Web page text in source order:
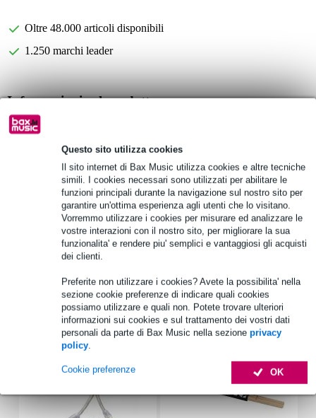
Questo sito utilizza cookies
Il sito internet di Bax Music utilizza cookies e altre tecniche
simili. I cookies necessari sono utilizzati per abilitare le
funzioni principali durante la navigazione sul nostro sito per
garantire un'ottima esperienza agli utenti che lo visitano.
Vorremmo utilizzare i cookies per misurare ed analizzare le
vostre interazioni con il nostro sito, per migliorare la sua
funzionalita' e rendere piu' semplici e vantaggiosi gli acquisti
dei clienti.
Preferite non utilizzare i cookies? Avete la possibilita' nella
sezione cookie preferenze di indicare quali cookies
possiamo utilizzare e quali non. Potete trovare ulteriori
informazioni sui cookies e sul trattamento dei vostri dati
personali da parte di Bax Music nella sezione privacy
policy.
OK
Cookie preferenze
Oltre 48.000 articoli disponibili
1.250 marchi leader
Informazioni sul prodotto
Borsa per bacchette Tama Vivid Collection
TVSB12YB
finitura: giallo blu
Specifiche complete
Vedi anche (4)
Accessori (14)